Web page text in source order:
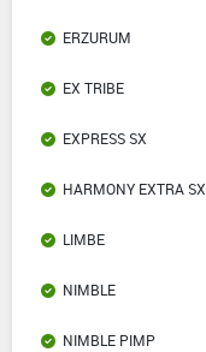
ERZURUM
EX TRIBE
EXPRESS SX
HARMONY EXTRA SX
LIMBE
NIMBLE
NIMBLE PIMP